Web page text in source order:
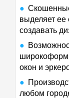
выделяет ее
создавать
окон и
любом